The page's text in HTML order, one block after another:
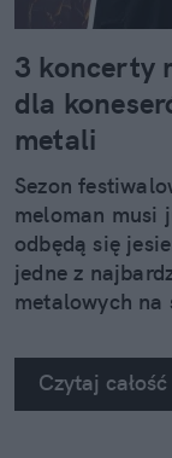
3 koncerty
dla
metali
Sezon
meloman musi
odbędą się
jedne z
metalowych na
Czytaj całość